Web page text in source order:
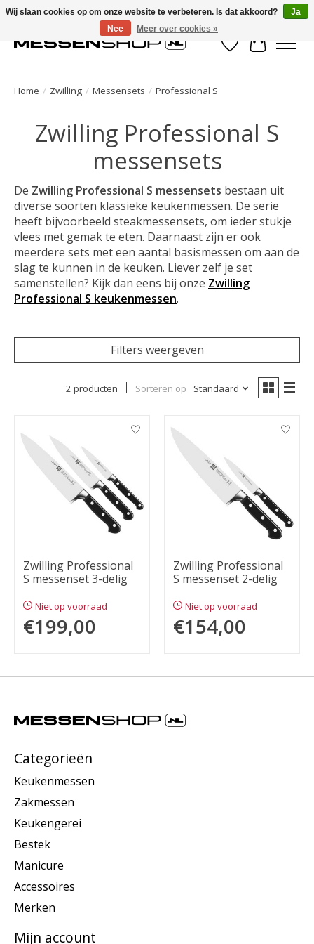
Verlanglijst
Home / Zwilling / Messensets / Professional S
Zwilling Professional S
messensets
De Zwilling Professional S messensets bestaan uit
diverse soorten klassieke keukenmessen. De serie
heeft bijvoorbeeld steakmessensets, om ieder stukje
vlees met gemak te eten. Daarnaast zijn er ook
meerdere sets met een aantal basismessen om aan de
slag te kunnen in de keuken. Liever zelf je set
samenstellen? Kijk dan eens bij onze Zwilling
Professional S keukenmessen.
Filters weergeven
2 producten Sorteren op Standaard
Zwilling Professional
S messenset 3-delig
Niet op voorraad
€199,00
Zwilling Professional
S messenset 2-delig
Niet op voorraad
€154,00
Categorieën
Keukenmessen
Zakmessen
Keukengerei
Bestek
Manicure
Accessoires
Merken
Mijn account
Wij slaan cookies op om onze website te verbeteren. Is dat akkoord?
Ja
Nee
Meer over cookies »